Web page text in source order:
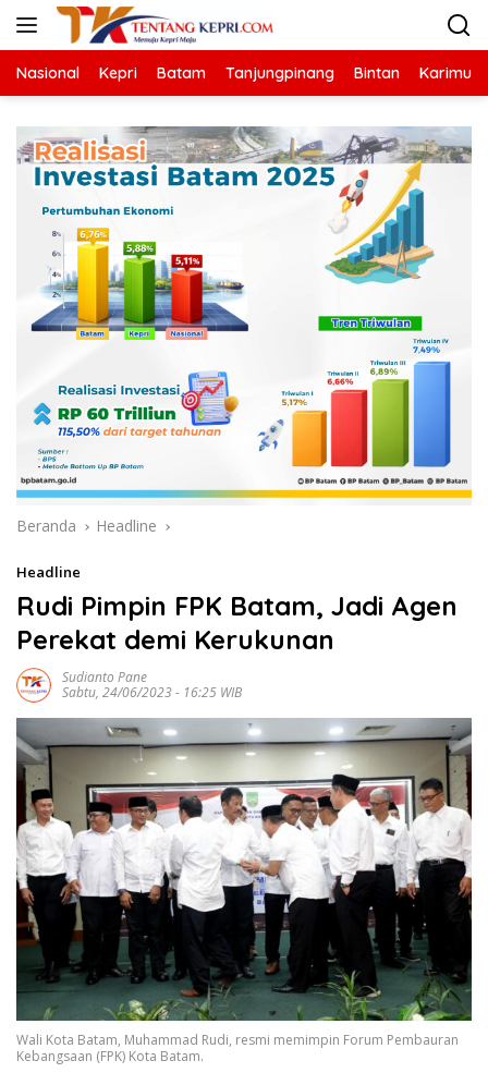
Langsung
Nasional Kepri Batam Tanjungpinang Bintan Karimun
Beranda Headline
Headline
Rudi Pimpin FPK Batam, Jadi Agen
Perekat demi Kerukunan
Sudianto Pane
Sabtu, 24/06/2023 - 16:25 WIB
Wali Kota Batam, Muhammad Rudi, resmi memimpin Forum Pembauran
Kebangsaan (FPK) Kota Batam.